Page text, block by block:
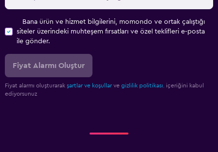
Bana ürün ve hizmet bilgilerini, momondo ve ortak çalıştığı
siteler üzerindeki muhteşem fırsatları ve özel teklifleri e-posta
ile gönder.
Fiyat Alarmı Oluştur
Fiyat alarmı oluşturarak şartlar ve koşullar ve gizlilik politikası. içeriğini kabul
ediyorsunuz